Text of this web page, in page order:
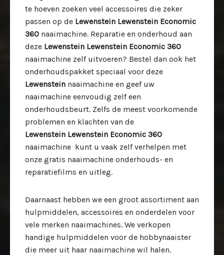
te hoeven zoeken veel accessoires die zeker
passen op de Lewenstein Lewenstein Economic
360 naaimachine. Reparatie en onderhoud aan
deze Lewenstein Lewenstein Economic 360
naaimachine zelf uitvoeren? Bestel dan ook het
onderhoudspakket speciaal voor deze
Lewenstein naaimachine en geef uw
naaimachine eenvoudig zelf een
onderhoudsbeurt. Zelfs de meest voorkomende
problemen en klachten van de
Lewenstein Lewenstein Economic 360
naaimachine kunt u vaak zelf verhelpen met
onze gratis naaimachine onderhouds- en
reparatiefilms en uitleg.
Daarnaast hebben we een groot assortiment aan
hulpmiddelen, accessoires en onderdelen voor
vele merken naaimachines. We verkopen
handige hulpmiddelen voor de hobbynaaister
die meer uit haar naaimachine wil halen.